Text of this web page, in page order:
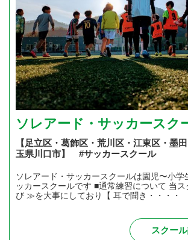
ソレアード・サッカースク
【足立区・葛飾区・荒川区・江東区・墨
玉県川口市】 #サッカースクール
ソレアード・サッカースクールは園児〜小学
ッカースクールです ■通常練習について 当
び ≫を大事にしており【 耳で聞き・・・・
スクー